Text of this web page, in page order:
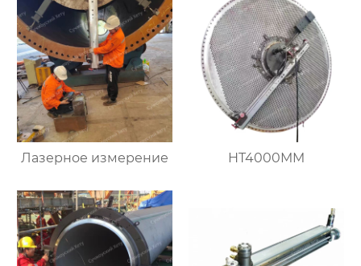
Лазерное измерение HT4000MM